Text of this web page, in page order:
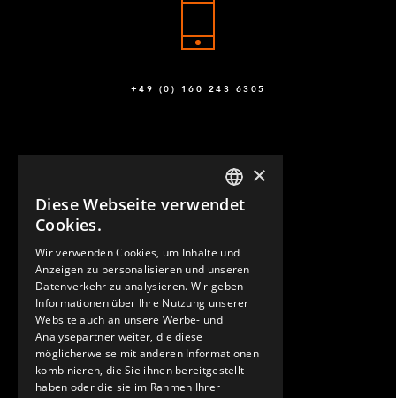
+49 (0) 160 243 6305
KONTAKT
ENGLISH
×
Diese Webseite verwendet
Cookies.
Wir verwenden Cookies, um Inhalte und
Anzeigen zu personalisieren und unseren
Datenverkehr zu analysieren. Wir geben
Informationen über Ihre Nutzung unserer
Website auch an unsere Werbe- und
Analysepartner weiter, die diese
möglicherweise mit anderen Informationen
kombinieren, die Sie ihnen bereitgestellt
haben oder die sie im Rahmen Ihrer